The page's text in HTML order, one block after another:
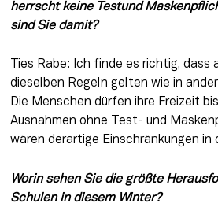
herrscht keine Testund
sind Sie damit?
Ties Rabe: Ich finde es richtig, dass
dieselben Regeln gelten wie in
Die Menschen dürfen ihre Freizeit
Ausnahmen ohne Test- und
wären derartige Einschränkungen in
Worin sehen Sie die größte
Schulen in diesem Winter?